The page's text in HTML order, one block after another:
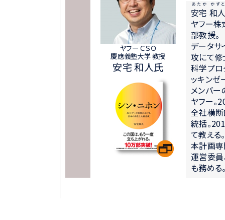
ヤフー ＣＳＯ
慶應義塾大学 教授
安宅 和人氏
安宅 和
あたか かずと
ヤフー株
部教授。
データサ
攻にて修
科学プロ
ッキンゼ
メンバー
ヤフー。
全社横断
統括。
て教える
本計画
運営委員
も務める